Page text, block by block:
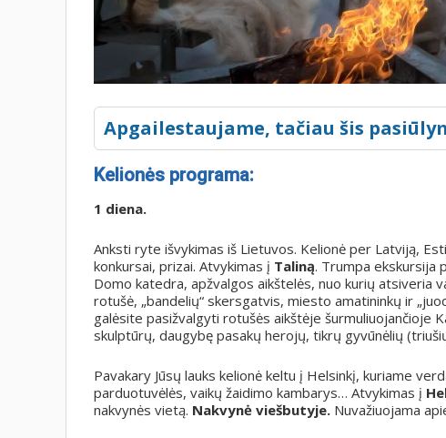
Apgailestaujame, tačiau šis
Kelionės programa:
1 diena.
Anksti ryte išvykimas iš Lietuvos. Kelionė per Latviją,
konkursai, prizai. Atvykimas į Taliną. Trumpa ekskursija
Domo katedra, apžvalgos aikštelės, nuo kurių atsiveria
rotušė, „bandelių“ skersgatvis, miesto amatininkų ir
galėsite pasižvalgyti rotušės aikštėje šurmuliuojančioje
skulptūrų, daugybę pasakų herojų, tikrų gyvūnėlių
Pavakary Jūsų lauks kelionė keltu į Helsinkį, kuriame
parduotuvėlės, vaikų žaidimo kambarys… Atvykimas į
nakvynės vietą. Nakvynė viešbutyje. Nuvažiuojama